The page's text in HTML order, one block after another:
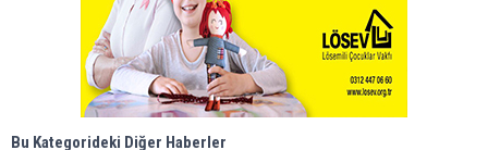
Bu Kategorideki Diğer Haberler